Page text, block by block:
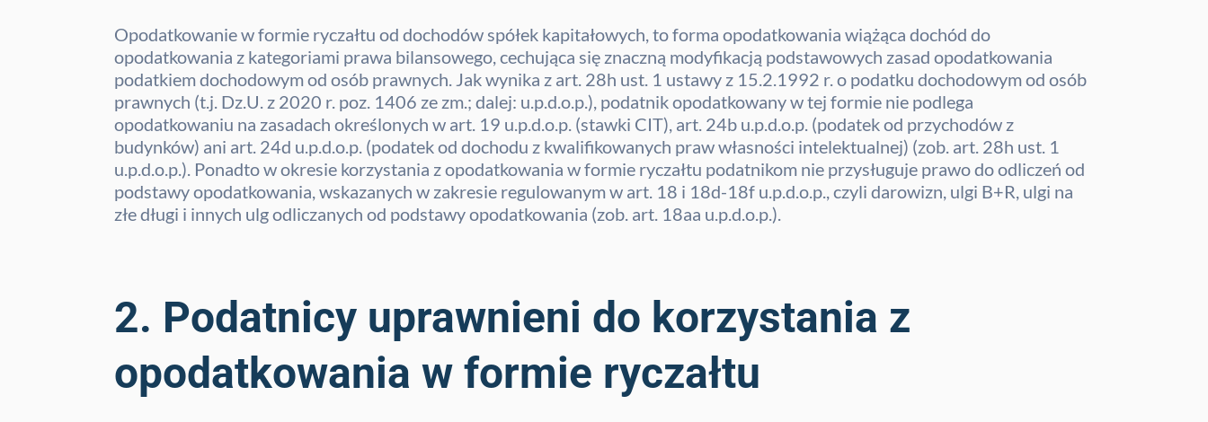
Opodatkowanie w formie ryczałtu od dochodów spółek kapitałowych, to forma opodatkowania wiążąca dochód do
opodatkowania z kategoriami prawa bilansowego, cechująca się znaczną modyfikacją podstawowych zasad opodatkowania
podatkiem dochodowym od osób prawnych. Jak wynika z art. 28h ust. 1 ustawy z 15.2.1992 r. o podatku dochodowym od osób
prawnych (t.j. Dz.U. z 2020 r. poz. 1406 ze zm.; dalej: u.p.d.o.p.), podatnik opodatkowany w tej formie nie podlega
opodatkowaniu na zasadach określonych w art. 19 u.p.d.o.p. (stawki CIT), art. 24b u.p.d.o.p. (podatek od przychodów z
budynków) ani art. 24d u.p.d.o.p. (podatek od dochodu z kwalifikowanych praw własności intelektualnej) (zob. art. 28h ust. 1
u.p.d.o.p.). Ponadto w okresie korzystania z opodatkowania w formie ryczałtu podatnikom nie przysługuje prawo do odliczeń od
podstawy opodatkowania, wskazanych w zakresie regulowanym w art. 18 i 18d-18f u.p.d.o.p., czyli darowizn, ulgi B+R, ulgi na
złe długi i innych ulg odliczanych od podstawy opodatkowania (zob. art. 18aa u.p.d.o.p.).
2. Podatnicy uprawnieni do korzystania z
opodatkowania w formie ryczałtu